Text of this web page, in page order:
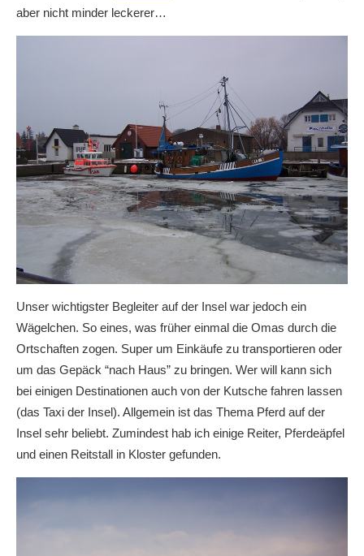
aber nicht minder leckerer…
Unser wichtigster Begleiter auf der Insel war jedoch ein
Wägelchen. So eines, was früher einmal die Omas durch die
Ortschaften zogen. Super um Einkäufe zu transportieren oder
um das Gepäck “nach Haus” zu bringen. Wer will kann sich
bei einigen Destinationen auch von der Kutsche fahren lassen
(das Taxi der Insel). Allgemein ist das Thema Pferd auf der
Insel sehr beliebt. Zumindest hab ich einige Reiter, Pferdeäpfel
und einen Reitstall in Kloster gefunden.